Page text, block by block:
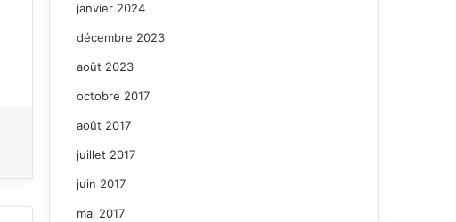
janvier 2024
décembre 2023
août 2023
octobre 2017
août 2017
juillet 2017
juin 2017
mai 2017